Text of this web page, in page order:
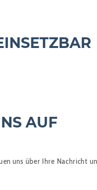
AUF
uns über Ihre Nachricht